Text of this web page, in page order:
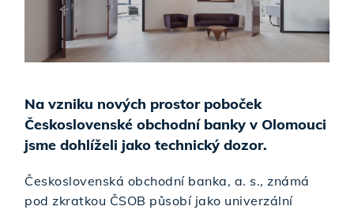
Na vzniku nových prostor poboček
Československé obchodní banky v Olomouci
jsme dohlíželi jako technický dozor.
Československá obchodní banka, a. s., známá
pod zkratkou ČSOB působí jako univerzální